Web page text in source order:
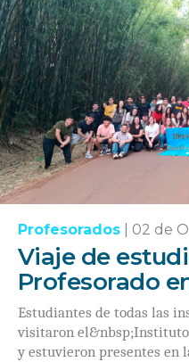
Profesorados 02 de
Viaje de
Profesorado
Estudiantes de todas las
visitaron el&nbsp;Instituto
y estuvieron presentes en